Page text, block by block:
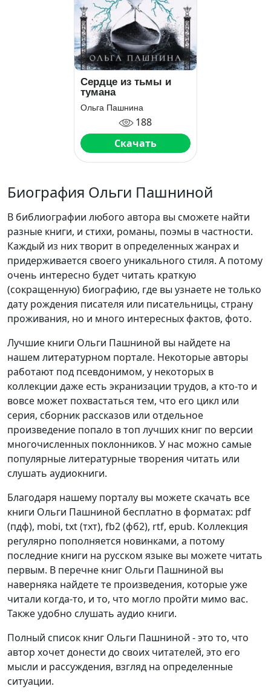
Сердце из тьмы и
тумана
Ольга Пашнина
188
Скачать
Биография Ольги Пашниной
В библиографии любого автора вы сможете найти
разные книги, и стихи, романы, поэмы в частности.
Каждый из них творит в определенных жанрах и
придерживается своего уникального стиля. А потому
очень интересно будет читать краткую
(сокращенную) биографию, где вы узнаете не только
дату рождения писателя или писательницы, страну
проживания, но и много интересных фактов, фото.
Лучшие книги Ольги Пашниной вы найдете на
нашем литературном портале. Некоторые авторы
работают под псевдонимом, у некоторых в
коллекции даже есть экранизации трудов, а кто-то и
вовсе может похвастаться тем, что его цикл или
серия, сборник рассказов или отдельное
произведение попало в топ лучших книг по версии
многочисленных поклонников. У нас можно самые
популярные литературные творения читать или
слушать аудиокниги.
Благодаря нашему порталу вы можете скачать все
книги Ольги Пашниной бесплатно в форматах: pdf
(пдф), mobi, txt (тхт), fb2 (фб2), rtf, epub. Коллекция
регулярно пополняется новинками, а потому
последние книги на русском языке вы можете читать
первым. В перечне книг Ольги Пашниной вы
наверняка найдете те произведения, которые уже
читали когда-то, и то, что могло пройти мимо вас.
Также удобно слушать аудио книги.
Полный список книг Ольги Пашниной - это то, что
автор хочет донести до своих читателей, это его
мысли и рассуждения, взгляд на определенные
ситуации.